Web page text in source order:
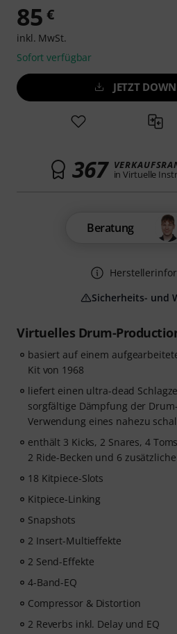
Virtuelles Drum-
basiert auf einem
Kit von 1968
liefert einen ultra-dead
sorgfältige Dämpfung der
Verwendung eines nahezu
enthält 3 Kicks, 2 Snares, 4
2 Ride-Becken und 6
18 Kitpiece-Slots
Kitpiece-Linking
Snapshots
2 Insert-Multieffekte
2 Send-Effekte
4-Band-EQ
Compressor & Distortion
2 Reverbs inkl. Delay und EQ
85 €
inkl. MwSt.
Sofort verfügbar
JETZT
367 in Virtuelle
Beratung
Sicherheits- und